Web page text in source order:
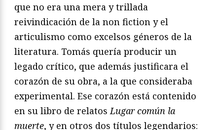
que no era una mera y trillada
reivindicación de la non fiction y el
articulismo como excelsos géneros de la
literatura. Tomás quería producir un
legado crítico, que además justificara el
corazón de su obra, a la que consideraba
experimental. Ese corazón está contenido
en su libro de relatosLugar común la
muerte, y en otros dos títulos legendarios: